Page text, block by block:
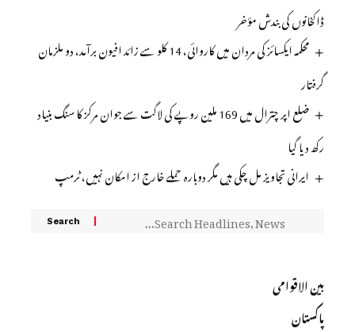
ڈاکخانوں کی بندش مؤخر
محکمہ ایکسائز کی مردان میں کاروائی، 14 کلو سے زائد افیون برآمد، دو ملزمان
گرفتار
ضلع اپر چترال میں 169 ملین روپے کی لاگت سے جوان مرکز کا سنگ بنیاد
رکھ دیا گیا
ایرانی تجاویز مل چکی ہیں مگر دوبارہ حملے خارج از امکان نہیں، ٹرمپ
بین الاقوامی
پاکستان